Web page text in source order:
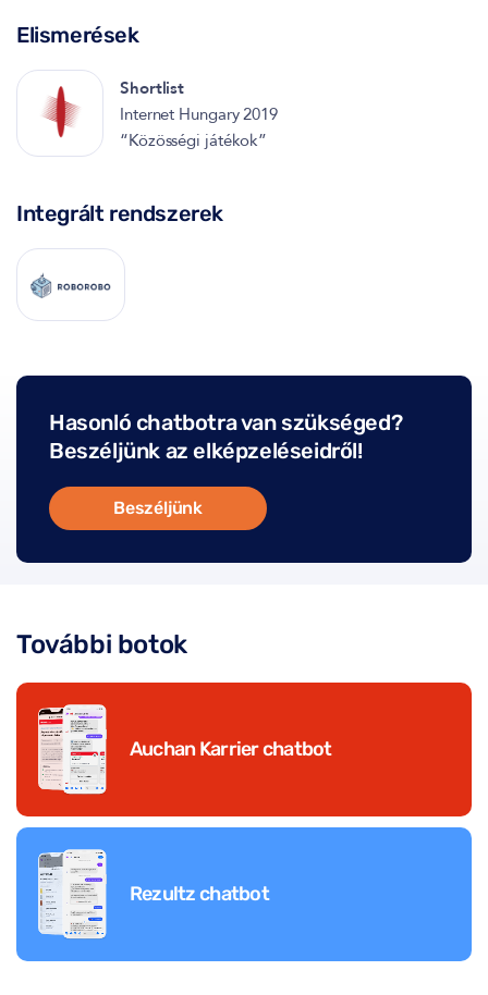
Elismerések
Shortlist
Internet Hungary 2019
“Közösségi játékok”
Integrált rendszerek
Hasonló chatbotra van szükséged?
Beszéljünk az elképzeléseidről!
Beszéljünk
További botok
Auchan Karrier chatbot
Rezultz chatbot